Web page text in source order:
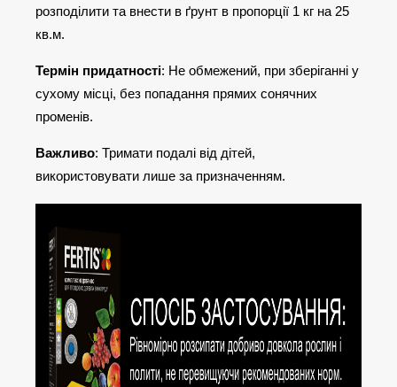
розподілити та внести в ґрунт в пропорції 1 кг на 25
кв.м.
Термін придатності: Не обмежений, при зберіганні у
сухому місці, без попадання прямих сонячних
променів.
Важливо: Тримати подалі від дітей,
використовувати лише за призначенням.